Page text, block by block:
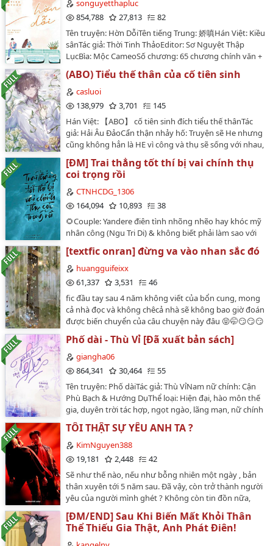
convert: Reine DunkelnEditor: Team SelBookcover: Gấu
songuyetthapluc
854,788
27,813
82
Tên truyện: Hờn DỗiTên tiếng Trung: 娇嗔Hán Việt: Kiều
sânTác giả: Thời Tinh ThảoEditor: Sơ Nguyệt Thập
LụcBìa: Mộc CameoSố chương: 65 chương chính văn +
17 chương ngoại truyệnThể loại: Nguyên sang, Ngôn
tình, Hiện đại , HE , Tình cảm , Ngọt sủng , Hào môn
thế giaVĂN ÁN:Phó Ngôn Trí có tiếng lạnh lùng trong
bệnh viện số 1, cao lãnh cấm dục, giống như tuyết
nọ, trong văn phòng của bác sĩ Phó có một người đẹp
mặc sườn xám thường xuyên lui tới, người đẹp dáng
người quyến rũ, môi hồng da trắng.Lúc đầu, các đồng
nghiệp nhao nhao đặt cược, không quá một tháng, cô
sẽ bị bác sĩ Phó từ chối, cũng sẽ không được bước vào
khoa bọn họ nửa bước.Một tháng sau, cô vẫn còn ở
đó.Ba tháng sau, có đồng nghiệp thật sự nhìn thấy cô
kề tai nói nhỏ với bác sĩ Phó.Đợi đến khi đi ra, sau tai
bác sĩ Phó dính son môi đỏ tươi, ái muội không
thôi.Một năm sau, cô đăng ký kết hôn với bác sĩ Phó.---
-- Khi Quý Thanh Ảnh theo đuổi Phó Ngôn Trí, cô thích
nhất việc dùng các loại lời âu yếm trêu ghẹo anh, nhìn
vành tai anh phiếm hồng, nhưng bộ dạng lại như
không hề dao động.Sau này, Phó Ngôn Trí dùng hành
động trả lại cho cô toàn bộ những lời âu yếm kia, trêu
ghẹo cô mặt đỏ tới mang tai.---- Mới đầu, Phó Ngôn Trí
không thích nhất là những người thích làm nũng,
nhưng cuối cùng, thứ anh yêu nhất lại là bộ dạng hờn
dỗi của Quý Thanh Ảnh. Bất cứ lúc nào, chỉ cần liếc mắt
một cái thì ngay lập tức đắm chìm.Bác sĩ (không) lạnh
nhạt cấm dục x Nhà thiết kế sườn xám kiều diễm…
(ABO) Tiểu thế thân của cố tiên sinh
casluoi
138,979
3,701
145
Hán Việt: 【ABO】 cố tiên sinh đích tiểu thế thânTác
giả: Hải Âu ĐảoCẩn thận nhảy hố: Truyện sẽ He nhưng
cũng không hẳn là HE vì công và thụ sẽ sống với nhau,
công luôn ôm dằn vặt sống còn bé thụ thì mãi vẫn là
một bé ngốc. Phiên ngoại sẽ He, yên tâm nhảy hố.Bản
dịch chưa có sự đồng ý của tác giảCảnh Báo : mình có
sử dụng AI để dịch vì muốn đọc truyện, ai không thích
thì có thể bỏ qua đừng để lại bình luận tiêu cực! Xin
[ĐM] Trai thẳng tốt thí bị vai chính thụ
coi trọng rồi
CTNHCDG_1306
164,094
10,893
38
🌻Couple: Yandere điên tình nhõng nhẽo hay khóc mỹ
nhân công (Ngu Tri Di) & không biết phải làm sao với
công thẳng nam ngầu lòi thụ (Mạnh Sàn)🌻Tên truyện:
Trai thẳng tốt thí bị vai chính thụ coi trọng rồi🌻Tác giả:
Nhứ Quỷ🌻Chuyển ngữ: Cầu truyện niên hạ công dăm,
gấp!🌻Tình trạng bản gốc: Hoàn thành🌻Tình trạng
ngoại truyện🌻Thể loại: Nguyên sang, Đam mỹ, Hiện
đại , HE , Tình cảm, Xuyên sách, Niên hạ, Học đường,
1v1, Mỹ nhân côngGiới thiệu cụ thể mời bấm vô xem.…
[textfic onran] đừng va vào nhan sắc đó
huangguifeixx
61,337
3,531
46
fic đầu tay sau 4 năm không viết của bổn cung, mong
cả nhà đọc và không chêcả nhà sẽ không bao giờ đoán
được biến chuyển của câu chuyện này đâu 😝🤭😏😏😏
😏au đại học, OOC, thời gian upload thất thườngcác
cúp le: onran, guke, fakenut, chodeft, ruhends"Em
mong manh như giọt sươngSẽ vỡ tan trong đêm
muôn trùngEm mong manh như giọt sươngSẽ vơi đi
Phố dài - Thù Vỉ [Đã xuất bản sách]
giangha06
864,341
30,464
55
Tên truyện: Phố dàiTác giả: Thù VỉNam nữ chính: Cận
Phù Bạch & Hướng DụThể loại: Hiện đại, hào môn thế
gia, duyên trời tác hợp, ngọt ngào, lãng mạn, nữ chính
gia cảnh bình thường.Người dịch: Giang HạTình trạng:
Đã hoàn thànhP/s: Truyện mình dịch chỉ được đăng
duy nhất ở trên wattpad và wordpress của mình.
Mong các bạn không reup và chuyển ver dưới bất cứ
bạn cân nhắc trước khi nhảy hố nhé. Cảm ơn các bạn
rất nhiều!…
TÔI THẬT SỰ YÊU ANH TA ?
KimNguyen388
19,181
2,448
42
Sẽ như thế nào, nếu như bỗng nhiên một ngày , bản
thân xuyên tới 5 năm sau. Đã vậy, còn trở thành người
yêu của người mình ghét ? Không còn tin đồn nữa,
qua truyện này Minh Quân ghét Cường Bạch thật nè
haha…
[ĐM/END] Sau Khi Biến Mất Khỏi Thân
Thể Thiếu Gia Thật, Anh Phát Điên!